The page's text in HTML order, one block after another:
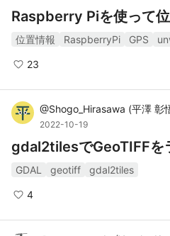
Raspberry Piを使って
位置情報 RaspberryPi GPS
23
@Shogo_Hirasawa (平澤 彰
2022-10-19
gdal2tilesでGeoTIFFを
GDAL geotiff gdal2tiles
4